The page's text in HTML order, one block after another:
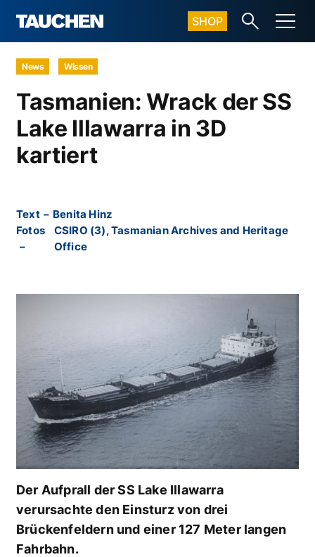
SHOP
News Wissen
Tasmanien: Wrack der SS
Lake Illawarra in 3D
kartiert
Text – Benita Hinz
Fotos
–
CSIRO (3), Tasmanian Archives and Heritage
Office
Der Aufprall der SS Lake Illawarra
verursachte den Einsturz von drei
Brückenfeldern und einer 127 Meter langen
Fahrbahn.